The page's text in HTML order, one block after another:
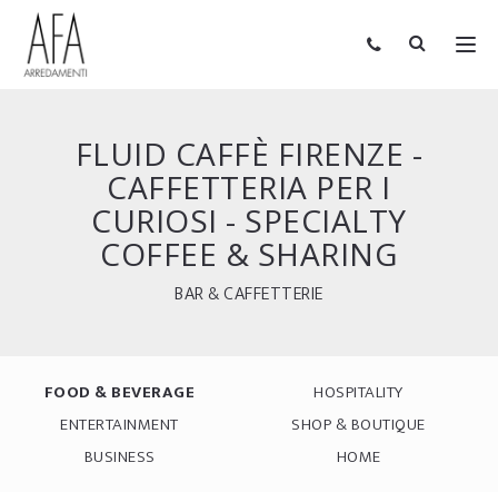
FLUID CAFFÈ FIRENZE -
CAFFETTERIA PER I
CURIOSI - SPECIALTY
COFFEE & SHARING
BAR & CAFFETTERIE
FOOD & BEVERAGE
HOSPITALITY
ENTERTAINMENT
SHOP & BOUTIQUE
BUSINESS
HOME